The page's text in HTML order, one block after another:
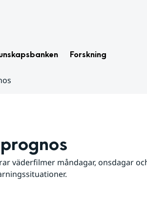
Forskning
väderfilmer måndagar, onsdagar